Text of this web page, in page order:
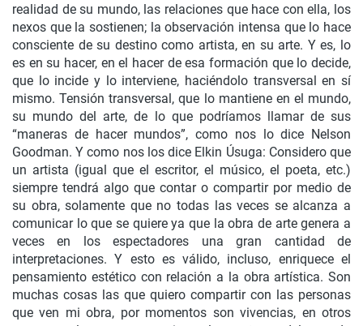
realidad de su mundo, las relaciones que hace con ella, los
nexos que la sostienen; la observación intensa que lo hace
consciente de su destino como artista, en su arte. Y es, lo
es en su hacer, en el hacer de esa formación que lo decide,
que lo incide y lo interviene, haciéndolo transversal en sí
mismo. Tensión transversal, que lo mantiene en el mundo,
su mundo del arte, de lo que podríamos llamar de sus
“maneras de hacer mundos”, como nos lo dice Nelson
Goodman. Y como nos los dice Elkin Úsuga: Considero que
un artista (igual que el escritor, el músico, el poeta, etc.)
siempre tendrá algo que contar o compartir por medio de
su obra, solamente que no todas las veces se alcanza a
comunicar lo que se quiere ya que la obra de arte genera a
veces en los espectadores una gran cantidad de
interpretaciones. Y esto es válido, incluso, enriquece el
pensamiento estético con relación a la obra artística. Son
muchas cosas las que quiero compartir con las personas
que ven mi obra, por momentos son vivencias, en otros